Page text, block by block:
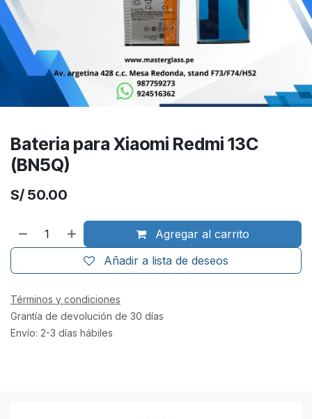
Bateria para Xiaomi Redmi 13C
(BN5Q)
S/ 50.00
Agregar al carrito
Añadir a lista de deseos
Términos y condiciones
Grantía de devolución de 30 días
Envío: 2-3 días hábiles